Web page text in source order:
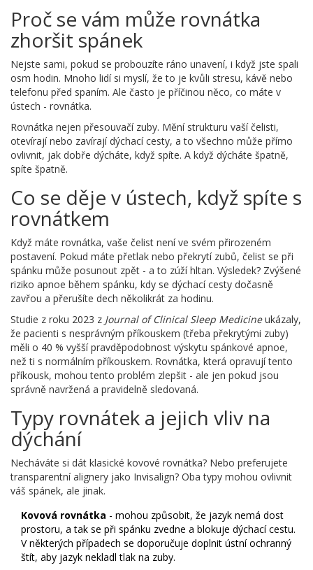
Proč se vám může rovnátka
zhoršit spánek
Nejste sami, pokud se probouzíte ráno unavení, i když jste spali
osm hodin. Mnoho lidí si myslí, že to je kvůli stresu, kávě nebo
telefonu před spaním. Ale často je příčinou něco, co máte v
ústech - rovnátka.
Rovnátka nejen přesouvačí zuby. Mění strukturu vaší čelisti,
otevírají nebo zavírají dýchací cesty, a to všechno může přímo
ovlivnit, jak dobře dýcháte, když spíte. A když dýcháte špatně,
spíte špatně.
Co se děje v ústech, když spíte s
rovnátkem
Když máte rovnátka, vaše čelist není ve svém přirozeném
postavení. Pokud máte přetlak nebo překrytí zubů, čelist se při
spánku může posunout zpět - a to zúží hltan. Výsledek? Zvýšené
riziko apnoe během spánku, kdy se dýchací cesty dočasně
zavřou a přerušíte dech několikrát za hodinu.
Studie z roku 2023 z Journal of Clinical Sleep Medicineukázaly,
že pacienti s nesprávným příkouskem (třeba překrytými zuby)
měli o 40 % vyšší pravděpodobnost výskytu spánkové apnoe,
než ti s normálním příkouskem. Rovnátka, která opravují tento
příkousk, mohou tento problém zlepšit - ale jen pokud jsou
správně navržená a pravidelně sledovaná.
Typy rovnátek a jejich vliv na
dýchání
Necháváte si dát klasické kovové rovnátka? Nebo preferujete
transparentní alignery jako Invisalign? Oba typy mohou ovlivnit
váš spánek, ale jinak.
Kovová rovnátka - mohou způsobit, že jazyk nemá dost
prostoru, a tak se při spánku zvedne a blokuje dýchací cestu.
V některých případech se doporučuje doplnit ústní ochranný
štít, aby jazyk nekladl tlak na zuby.